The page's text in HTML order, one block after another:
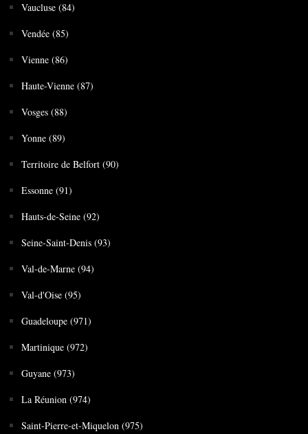
Vaucluse (84)
Vendée (85)
Vienne (86)
Haute-Vienne (87)
Vosges (88)
Yonne (89)
Territoire de Belfort (90)
Essonne (91)
Hauts-de-Seine (92)
Seine-Saint-Denis (93)
Val-de-Marne (94)
Val-d'Oise (95)
Guadeloupe (971)
Martinique (972)
Guyane (973)
La Réunion (974)
Saint-Pierre-et-Miquelon (975)